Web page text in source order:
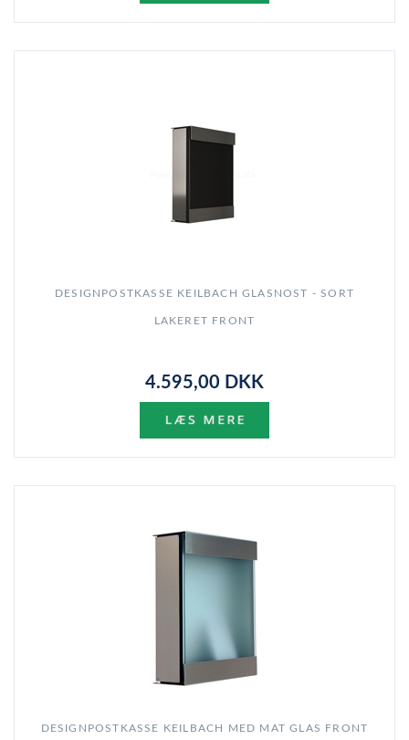
DESIGNPOSTKASSE KEILBACH GLASNOST - SORT
LAKERET FRONT
4.595,00 DKK
DESIGNPOSTKASSE KEILBACH MED MAT GLAS FRONT